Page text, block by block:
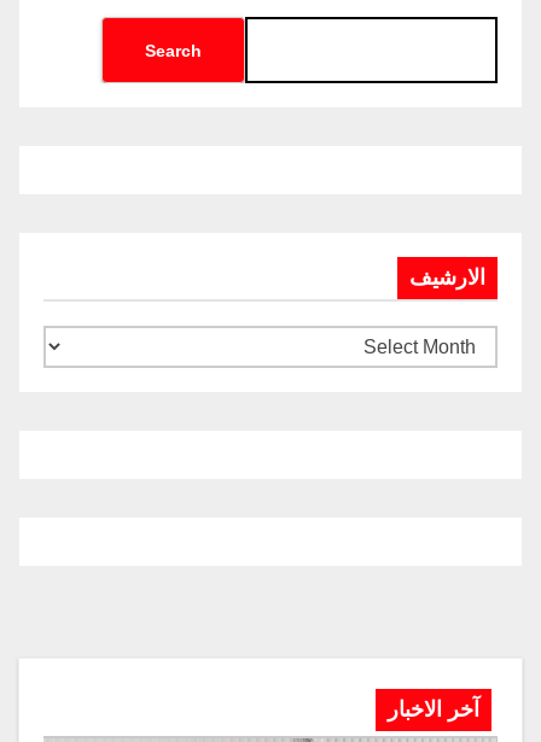
Search
الارشيف
آخر الاخبار